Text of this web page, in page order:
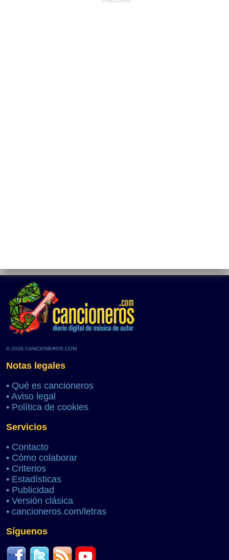
© 2026 CANCIONEROS.COM
Notas legales
• Qué es cancioneros
• Aviso legal
• Política de cookies
Servicios
• Contacto
• Cómo colaborar
• Criterios
• Estadísticas
• Publicidad
• Versión clásica
• cancioneros.com/letras
Síguenos